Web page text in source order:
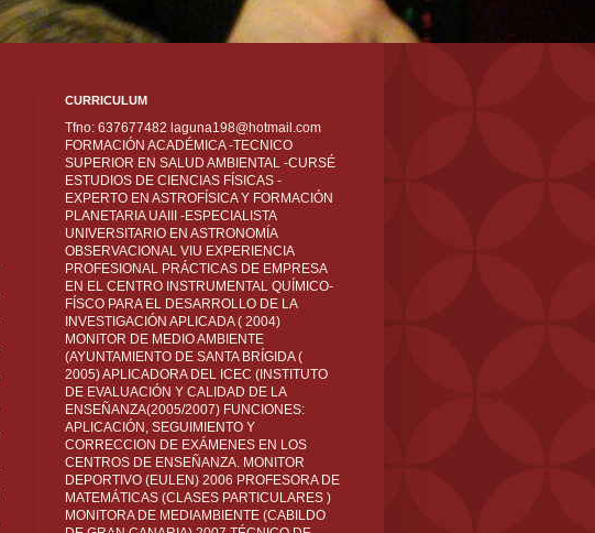
CURRICULUM
Tfno: 637677482 laguna198@hotmail.com
FORMACIÓN ACADÉMICA -TECNICO
SUPERIOR EN SALUD AMBIENTAL -CURSÉ
ESTUDIOS DE CIENCIAS FÍSICAS -
EXPERTO EN ASTROFÍSICA Y FORMACIÓN
PLANETARIA UAIII -ESPECIALISTA
UNIVERSITARIO EN ASTRONOMÍA
OBSERVACIONAL VIU EXPERIENCIA
PROFESIONAL PRÁCTICAS DE EMPRESA
EN EL CENTRO INSTRUMENTAL QUÍMICO-
FÍSCO PARA EL DESARROLLO DE LA
INVESTIGACIÓN APLICADA ( 2004)
MONITOR DE MEDIO AMBIENTE
(AYUNTAMIENTO DE SANTA BRÍGIDA (
2005) APLICADORA DEL ICEC (INSTITUTO
DE EVALUACIÓN Y CALIDAD DE LA
ENSEÑANZA(2005/2007) FUNCIONES:
APLICACIÓN, SEGUIMIENTO Y
CORRECCION DE EXÁMENES EN LOS
CENTROS DE ENSEÑANZA. MONITOR
DEPORTIVO (EULEN) 2006 PROFESORA DE
MATEMÁTICAS (CLASES PARTICULARES )
MONITORA DE MEDIAMBIENTE (CABILDO